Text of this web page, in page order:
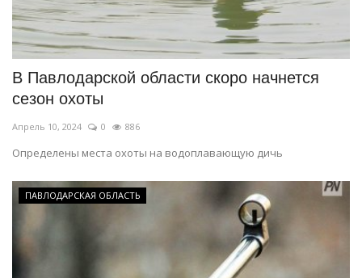
В Павлодарской области скоро начнется
сезон охоты
Апрель 10, 2024 0 886
Определены места охоты на водоплавающую дичь
ПАВЛОДАРСКАЯ ОБЛАСТЬ